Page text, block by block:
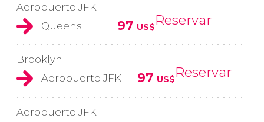
Aeropuerto JFK
Queens
97 US$Reservar
Brooklyn
Aeropuerto JFK
97 US$Reservar
Aeropuerto JFK